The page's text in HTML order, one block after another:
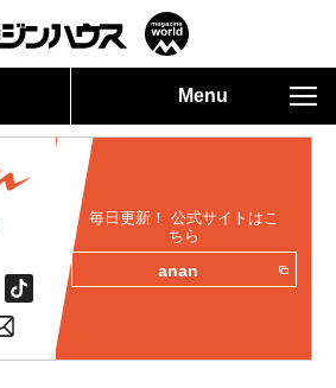
Menu
毎日更新！ 公式サイトはこ
ちら
anan